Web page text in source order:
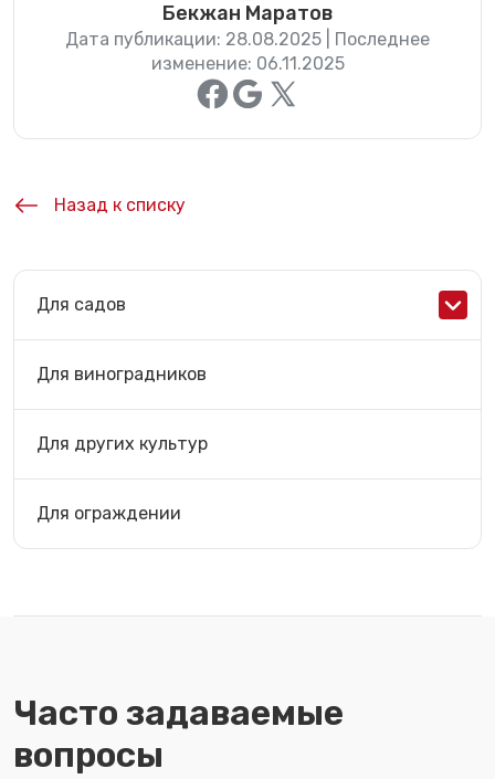
Бекжан Маратов
Дата публикации: 28.08.2025 | Последнее
изменение: 06.11.2025
Назад к списку
Для садов
Для виноградников
Для других культур
Для ограждении
Часто задаваемые
вопросы